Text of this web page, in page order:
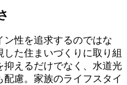
性を追求するのではな
した住まいづくりに取り組
抑えるだけでなく、水道光
慮。家族のライフスタイ